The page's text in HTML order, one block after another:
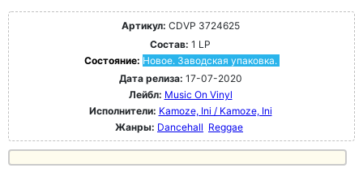
Артикул: CDVP 3724625
Состав: 1 LP
Состояние: Новое. Заводская упаковка.
Дата релиза: 17-07-2020
Лейбл: Music On Vinyl
Исполнители: Kamoze, Ini / Kamoze, Ini
Жанры: Dancehall Reggae